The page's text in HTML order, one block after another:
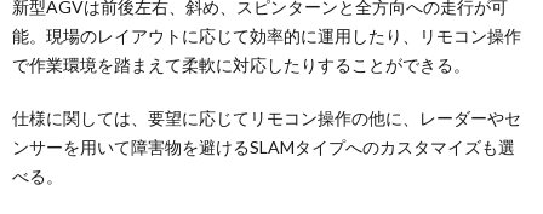
新型AGVは前後左右、斜め、スピンターンと全方向への走行が可
能。現場のレイアウトに応じて効率的に運用したり、リモコン操作
で作業環境を踏まえて柔軟に対応したりすることができる。
仕様に関しては、要望に応じてリモコン操作の他に、レーダーやセ
ンサーを用いて障害物を避けるSLAMタイプへのカスタマイズも選
べる。